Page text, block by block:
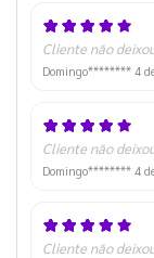
Cliente não
Domingo******** 4
Cliente não
Domingo******** 4
Cliente não